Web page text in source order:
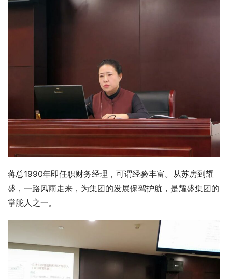
蒋总1990年即任职财务经理，可谓经验丰富。从苏房到耀
盛，一路风雨走来，为集团的发展保驾护航，是耀盛集团的
掌舵人之一。